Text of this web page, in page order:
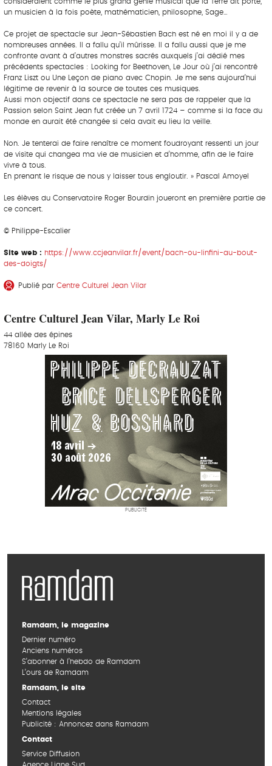
un musicien à la fois poète, mathématicien, philosophe, Sage…
Ce projet de spectacle sur Jean-Sébastien Bach est né en moi il y a de
nombreuses années. Il a fallu qu’il mûrisse. Il a fallu aussi que je me
confronte avant à d’autres monstres sacrés auxquels j’ai dédié mes
précédents spectacles : Looking for Beethoven, Le Jour où j’ai rencontré
Franz Liszt ou Une Leçon de piano avec Chopin. Je me sens aujourd’hui
légitime de revenir à la source de toutes ces musiques.
Aussi mon objectif dans ce spectacle ne sera pas de rappeler que la
Passion selon Saint Jean fut créée un 7 avril 1724 – comme si la face du
monde en aurait été changée si cela avait eu lieu la veille.
Non. Je tenterai de faire renaître ce moment foudroyant ressenti un jour
de visite qui changea ma vie de musicien et d’homme, afin de le faire
vivre à tous.
En prenant le risque de nous y laisser tous engloutir. » Pascal Amoyel
Les élèves du Conservatoire Roger Bourdin joueront en première partie de
ce concert.
© Philippe-Escalier
Site web : https://www.ccjeanvilar.fr/event/bach-ou-linfini-au-bout-
des-doigts/
Publié par Centre Culturel Jean Vilar
Centre Culturel Jean Vilar, Marly Le Roi
44 allée des épines
78160 Marly Le Roi
PUBLICITÉ
Ramdam, le magazine
Dernier numéro
Anciens numéros
S’abonner à l’hebdo de Ramdam
L’ours de Ramdam
Ramdam, le site
Contact
Mentions légales
Publicité : Annoncez dans Ramdam
Contact
Service Diffusion